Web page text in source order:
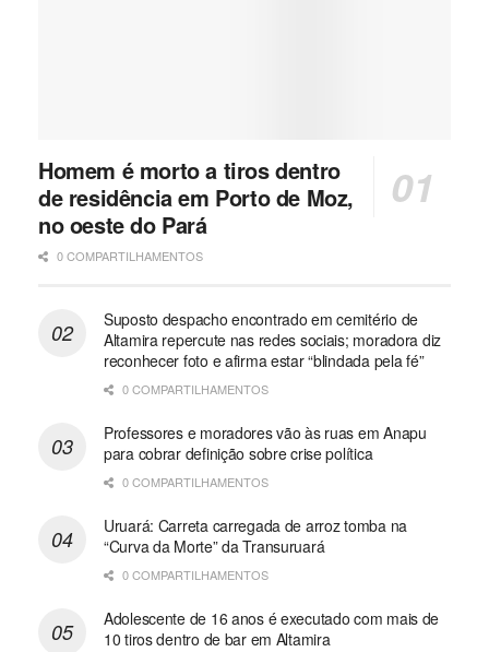
Homem é morto a tiros dentro
de residência em Porto de Moz,
no oeste do Pará
0 COMPARTILHAMENTOS
Suposto despacho encontrado em cemitério de
Altamira repercute nas redes sociais; moradora diz
reconhecer foto e afirma estar “blindada pela fé”
0 COMPARTILHAMENTOS
Professores e moradores vão às ruas em Anapu
para cobrar definição sobre crise política
0 COMPARTILHAMENTOS
Uruará: Carreta carregada de arroz tomba na
“Curva da Morte” da Transuruará
0 COMPARTILHAMENTOS
Adolescente de 16 anos é executado com mais de
10 tiros dentro de bar em Altamira